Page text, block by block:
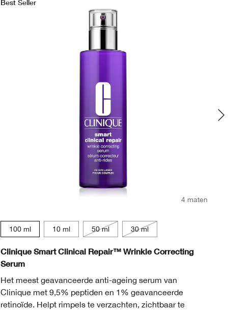
Best Seller
4 maten
100 ml 10 ml 50 ml 30 ml
Clinique Smart Clinical Repair™ Wrinkle Correcting
Serum
Het meest geavanceerde anti-ageing serum van
Clinique met 9,5% peptiden en 1% geavanceerde
retinoïde. Helpt rimpels te verzachten, zichtbaar te